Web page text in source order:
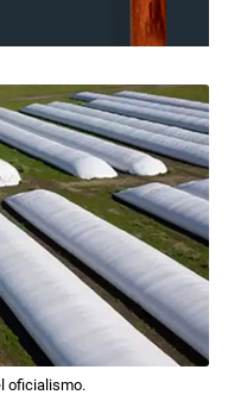
oficialismo.